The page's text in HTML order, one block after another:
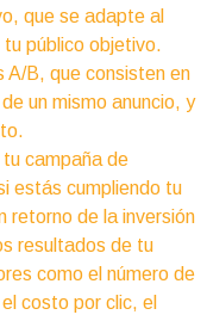
que se adapte al
público objetivo.
A/B, que consisten en
un mismo anuncio, y
campaña de
estás cumpliendo tu
retorno de la inversión
resultados de tu
como el número de
costo por clic, el